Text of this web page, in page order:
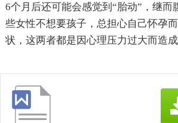
6个月后还可能会感觉到“胎动”，继而
些女性不想要孩子，总担心自己怀孕
状，这两者都是因心理压力过大而造成